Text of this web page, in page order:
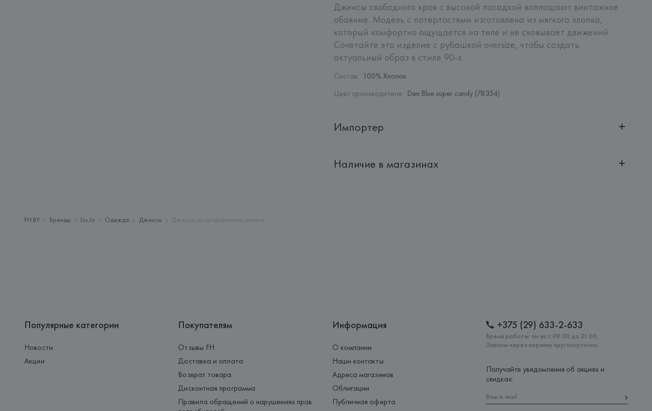
Джинсы свободного кроя с высокой посадкой воплощают винтажное
обаяние. Модель с потертостями изготовлена из мягкого хлопка,
который комфортно ощущается на теле и не сковывает движений.
Сочетайте это изделие с рубашкой oversize, чтобы создать
актуальный образ в стиле 90-х.
Состав: 100% Хлопок
Цвет производителя: Den.Blue super candy (78354)
Импортер
Адрес: Республика Беларусь, 220030, г. Минск, ул. Немига, 5, пом. 39
Наличие в магазинах
FH.BY Бренды Liu Jo Одежда Джинсы Джинсы из натурального хлопка
Популярные категории
Новости
Акции
Покупателям
Отзывы FH
Доставка и оплата
Возврат товара
Дисконтная программа
Правила обращений о нарушениях прав
Информация
О компании
Наши контакты
Адреса магазинов
Облигации
Публичная оферта
+375 (29) 633-2-633
Время работы: пн-вс с 09:00 до 21:00,
Заказы через корзину круглосуточно
Получайте уведомления об акциях и
скидках: